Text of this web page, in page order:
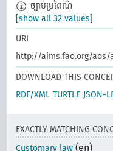
ច្បាប់ប្រពៃណី
[show all 32 values]
URI
http://aims.fao.org/aos/
DOWNLOAD THIS
RDF/XML TURTLE JSON-
EXACTLY MATCHING
Customary law (en)